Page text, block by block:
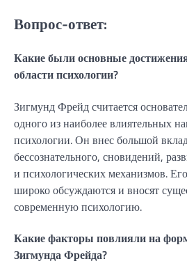
Вопрос-ответ:
Какие были основные
области психологии?
Зигмунд Фрейд считается
одного из наиболее влиятельных
психологии. Он внес большой
бессознательного, сновидений,
и психологических механизмов.
широко обсуждаются и вносят
современную психологию.
Какие факторы повлияли на
Зигмунда Фрейда?